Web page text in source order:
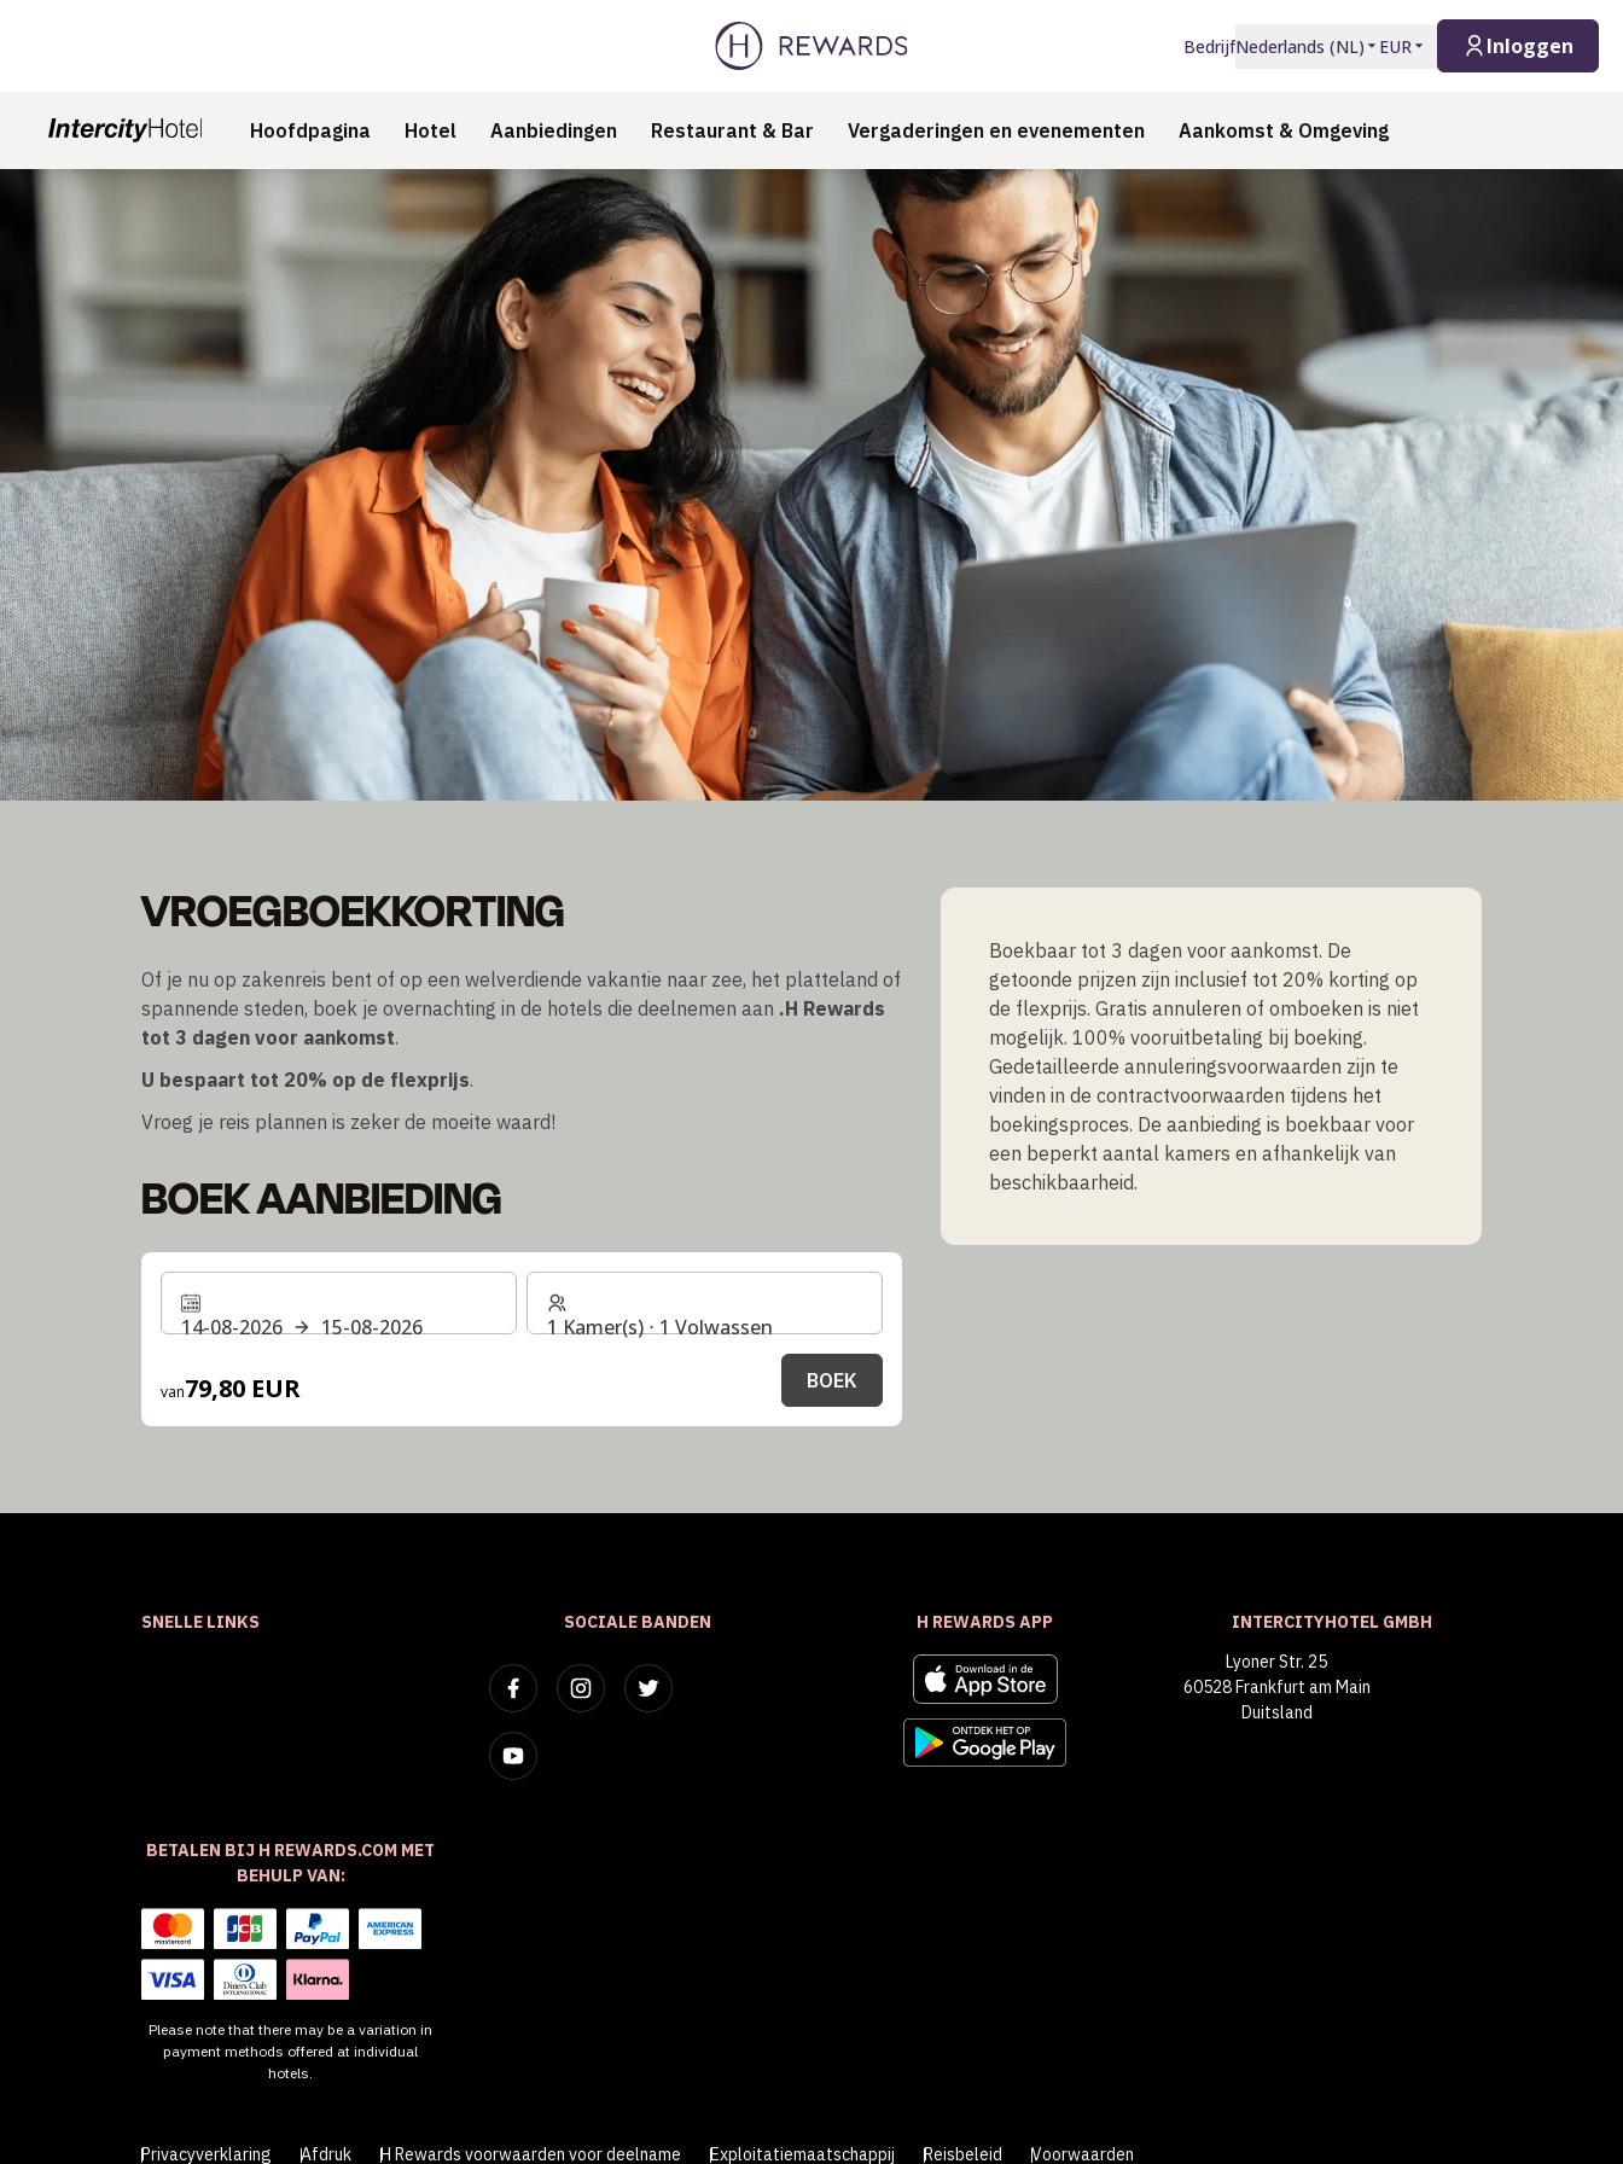
BedrijfNederlands (NL) EUR Inloggen
Hoofdpagina Hotel Aanbiedingen Restaurant & Bar Vergaderingen en evenementen Aankomst & Omgeving
Dia 1 van 1
Bespaar tot 20% op de Flex prijs
VROEGBOEKKORTING
Of je nu op zakenreis bent of op een welverdiende vakantie naar zee, het platteland of
spannende steden, boek je overnachting in de hotels die deelnemen aan .H Rewards
tot 3 dagen voor aankomst.
U bespaart tot 20% op de flexprijs.
Vroeg je reis plannen is zeker de moeite waard!
BOEK AANBIEDING
14-08-2026 15-08-2026
van79,80 EUR
1 Kamer(s) ⋅ 1 Volwassen
BOEK
Boekbaar tot 3 dagen voor aankomst. De
getoonde prijzen zijn inclusief tot 20% korting op
de flexprijs. Gratis annuleren of omboeken is niet
mogelijk. 100% vooruitbetaling bij boeking.
Gedetailleerde annuleringsvoorwaarden zijn te
vinden in de contractvoorwaarden tijdens het
boekingsproces. De aanbieding is boekbaar voor
een beperkt aantal kamers en afhankelijk van
beschikbaarheid.
SNELLE LINKS SOCIALE BANDEN H REWARDS APP
INTERCITYHOTEL GMBH
Lyoner Str. 25
60528 Frankfurt am Main
Duitsland
BETALEN BIJ H REWARDS.COM MET
BEHULP VAN:
Please note that there may be a variation in
payment methods offered at individual
hotels.
Privacyverklaring Afdruk H Rewards voorwaarden voor deelname Exploitatiemaatschappij Reisbeleid Voorwaarden